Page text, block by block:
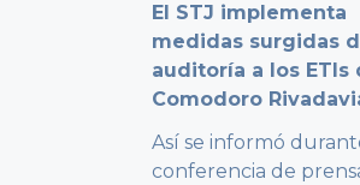
El STJ implementa
medidas surgidas
auditoría a los ETIs
Comodoro
Así se informó
conferencia de